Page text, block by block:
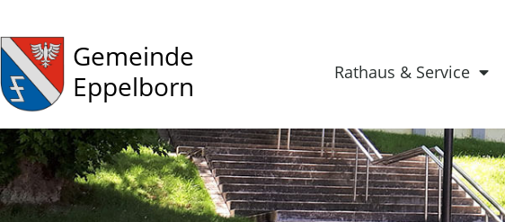
Gemeinde
Eppelborn
Rathaus & Service